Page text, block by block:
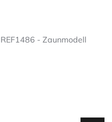
REF1486 - Zaunmodell